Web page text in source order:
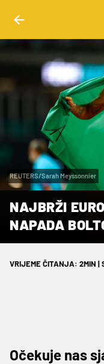
REUTERS/Sarah Meyssonnier
NAJBRŽI
NAPADA
VRIJEME ČITANJA: 2MIN |
Očekuje nas